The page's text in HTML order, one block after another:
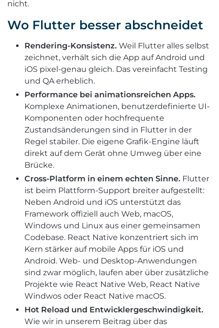
nicht.
Wo Flutter besser abschneidet
Rendering-Konsistenz. Weil Flutter alles selbst
zeichnet, verhält sich die App auf Android und
iOS pixel-genau gleich. Das vereinfacht Testing
und QA erheblich.
Performance bei animationsreichen Apps.
Komplexe Animationen, benutzerdefinierte UI-
Komponenten oder hochfrequente
Zustandsänderungen sind in Flutter in der
Regel stabiler. Die eigene Grafik-Engine läuft
direkt auf dem Gerät ohne Umweg über eine
Brücke.
Cross-Platform in einem echten Sinne. Flutter
ist beim Plattform-Support breiter aufgestellt:
Neben Android und iOS unterstützt das
Framework offiziell auch Web, macOS,
Windows und Linux aus einer gemeinsamen
Codebase. React Native konzentriert sich im
Kern stärker auf mobile Apps für iOS und
Android. Web- und Desktop-Anwendungen
sind zwar möglich, laufen aber über zusätzliche
Projekte wie React Native Web, React Native
Windwos oder React Native macOS.
Hot Reload und Entwicklergeschwindigkeit.
Wie wir in unserem Beitrag über das